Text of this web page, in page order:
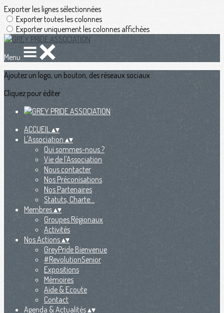
Exporter les lignes sélectionnées
Exporter toutes les colonnes
Exporter uniquement les colonnes affichées
Menu
Ajoutez un logo, un bouton, des réseaux sociaux
Cliquez pour éditer
ACCUEIL▴▾
L'Association▴▾
Qui sommes-nous ?
Vie de l'Association
Nous contacter
Nos Préconisations
Nos Partenaires
Statuts, Charte...
Membres▴▾
Groupes Régionaux
Activités
Nos Actions▴▾
GreyPride Bienvenue
#RevolutionSenior
Expositions
Mémoires
Aide & Ecoute
Contact
Agenda & Actualités▴▾